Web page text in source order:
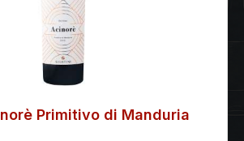
Primitivo di Manduria